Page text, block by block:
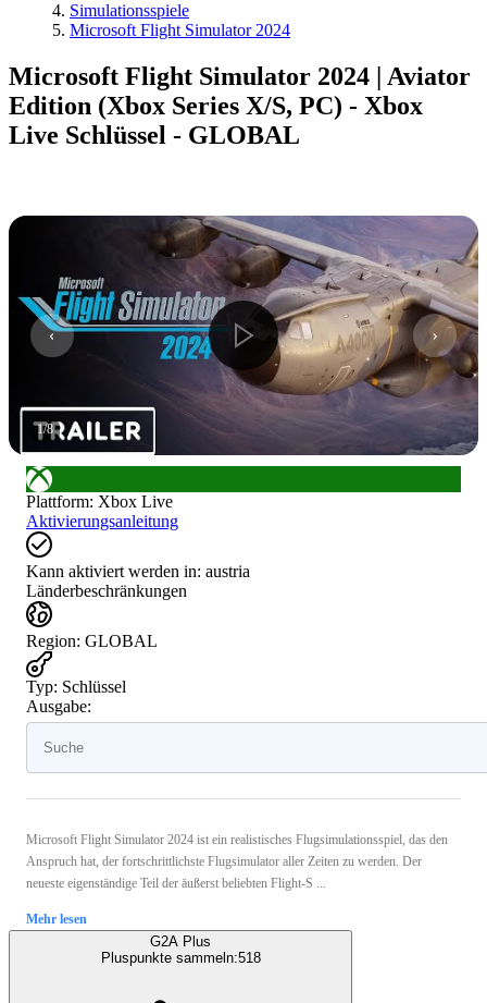
Simulationsspiele
Microsoft Flight Simulator 2024
Microsoft Flight Simulator 2024 | Aviator
Edition (Xbox Series X/S, PC) - Xbox
Live Schlüssel - GLOBAL
1/8
Plattform: Xbox Live
Aktivierungsanleitung
Kann aktiviert werden in: austria
Länderbeschränkungen
Region: GLOBAL
Typ: Schlüssel
Ausgabe:
Microsoft Flight Simulator 2024 ist ein realistisches Flugsimulationsspiel, das den
Anspruch hat, der fortschrittlichste Flugsimulator aller Zeiten zu werden. Der
neueste eigenständige Teil der äußerst beliebten Flight-S ...
Mehr lesen
G2A Plus
Pluspunkte sammeln:518